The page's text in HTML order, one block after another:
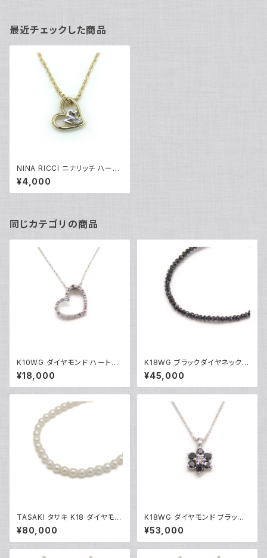
最近チェックした商品
NINA RICCI ニナリッチ ハート
ロゴペンダント ネックレス Y03
096
¥4,000
同じカテゴリの商品
K10WG ダイヤモンド ハートペ
ンダント ネックレス 10金 ホワ
イトゴールド アズキチェーン Y0
4907
¥18,000
K18WG ブラックダイヤネックレ
ス 18金 ホワイトゴールド Y051
01
¥45,000
TASAKI タサキ K18 ダイヤモン
ド パールネックレス 18金 Y05
014
¥80,000
K18WG ダイヤモンド ブラック
ダイヤ フラワーデザイン ペンダ
ント ネックレス 18金 ホワイトゴ
ールド アズキチェーン Y05103
¥53,000